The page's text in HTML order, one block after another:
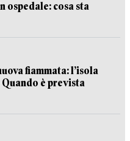
ospedale: cosa sta
fiammata: l’isola
è prevista